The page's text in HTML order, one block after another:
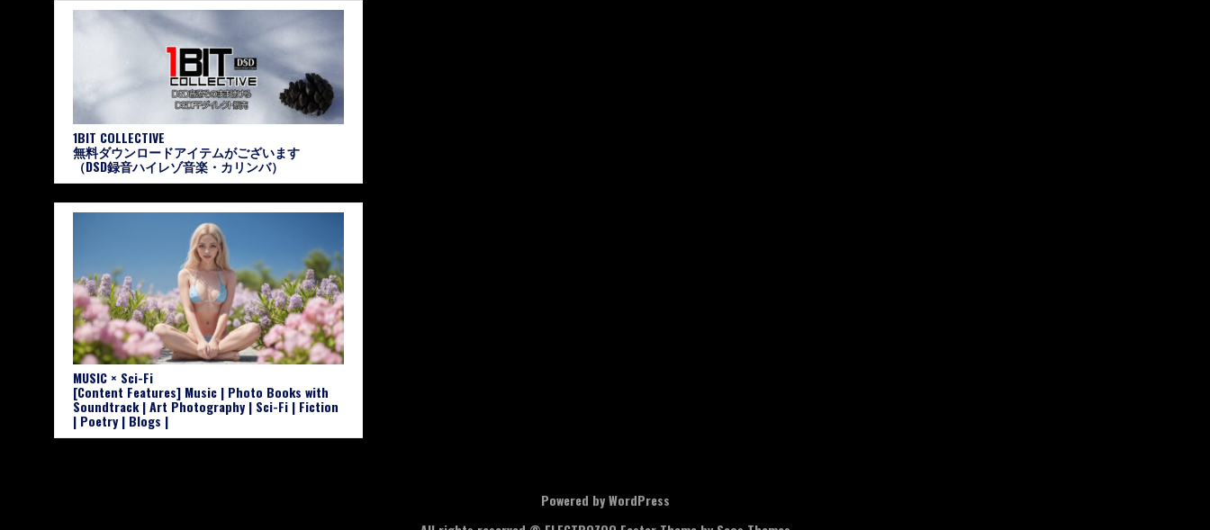
1BIT COLLECTIVE
無料ダウンロードアイテムがございます
（DSD録音ハイレゾ音楽・カリンバ）
MUSIC × Sci-Fi
[Content Features] Music | Photo Books with
Soundtrack | Art Photography | Sci-Fi | Fiction
| Poetry | Blogs |
Powered by WordPress